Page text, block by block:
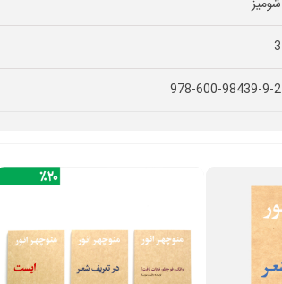
شومیز
3
978-600-98439-9-2